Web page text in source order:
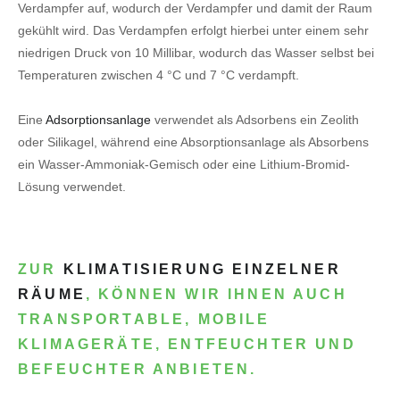
Verdampfer auf, wodurch der Verdampfer und damit der Raum
gekühlt wird. Das Verdampfen erfolgt hierbei unter einem sehr
niedrigen Druck von 10 Millibar, wodurch das Wasser selbst bei
Temperaturen zwischen 4 °C und 7 °C verdampft.
Eine Adsorptionsanlage verwendet als Adsorbens ein Zeolith
oder Silikagel, während eine Absorptionsanlage als Absorbens
ein Wasser-Ammoniak-Gemisch oder eine Lithium-Bromid-
Lösung verwendet.
ZUR
KLIMATISIERUNG EINZELNER
RÄUME , KÖNNEN WIR IHNEN AUCH
TRANSPORTABLE, MOBILE
KLIMAGERÄTE, ENTFEUCHTER UND
BEFEUCHTER ANBIETEN.